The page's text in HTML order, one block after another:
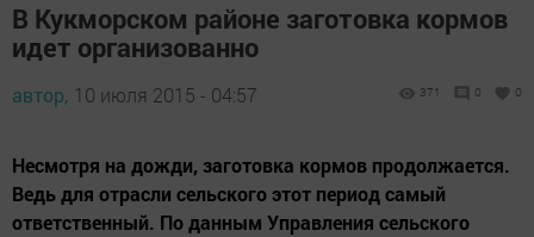
В Кукморском районе заготовка кормов
идет организованно
автор, 10 июля 2015 - 04:57 371 0 0
Несмотря на дожди, заготовка кормов продолжается.
Ведь для отрасли сельского этот период самый
ответственный. По данным Управления сельского